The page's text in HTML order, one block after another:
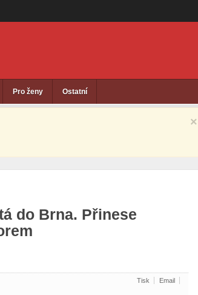
Pro ženy Ostatní
×
do Brna. Přinese
Tisk Email